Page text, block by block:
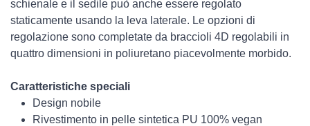
schienale e il sedile può anche essere regolato
staticamente usando la leva laterale. Le opzioni di
regolazione sono completate da braccioli 4D regolabili in
quattro dimensioni in poliuretano piacevolmente morbido.
Caratteristiche speciali
Design nobile
Rivestimento in pelle sintetica PU 100% vegan